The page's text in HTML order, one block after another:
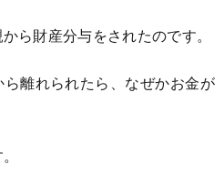
ら財産分与をされたのです。
離れられたら、なぜかお金が